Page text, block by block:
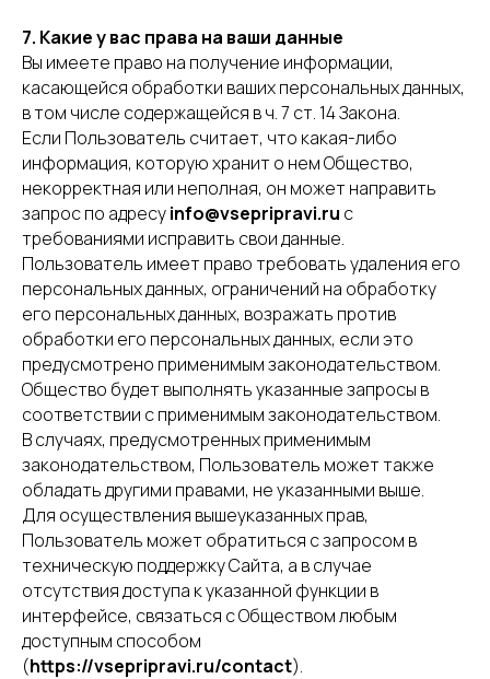
7. Какие у вас права на ваши данные
Вы имеете право на получение информации,
касающейся обработки ваших персональных данных,
в том числе содержащейся в ч. 7 ст. 14 Закона.
Если Пользователь считает, что какая-либо
информация, которую хранит о нем Общество,
некорректная или неполная, он может направить
запрос по адресуinfo@vsepripravi.ru с
требованиями исправить свои данные.
Пользователь имеет право требовать удаления его
персональных данных, ограничений на обработку
его персональных данных, возражать против
обработки его персональных данных, если это
предусмотрено применимым законодательством.
Общество будет выполнять указанные запросы в
соответствии с применимым законодательством.
В случаях, предусмотренных применимым
законодательством, Пользователь может также
обладать другими правами, не указанными выше.
Для осуществления вышеуказанных прав,
Пользователь может обратиться с запросом в
техническую поддержку Сайта, а в случае
отсутствия доступа к указанной функции в
интерфейсе, связаться с Обществом любым
доступным способом
(https://vsepripravi.ru/contact).